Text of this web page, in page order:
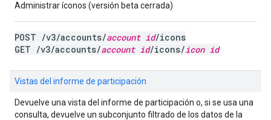
Administrar íconos (versión beta cerrada)
POST /v3/accounts/account id/icons
GET /v3/accounts/account id/icons/icon id
Vistas del informe de participación
Devuelve una vista del informe de participación o, si se usa una
consulta, devuelve un subconjunto filtrado de los datos de la